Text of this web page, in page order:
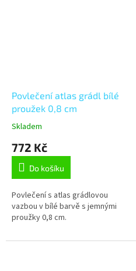
Povlečení atlas grádl bílé
proužek 0,8 cm
Skladem
772 Kč
Do košíku
Povlečení s atlas grádlovou
vazbou v bílé barvě s jemnými
proužky 0,8 cm.